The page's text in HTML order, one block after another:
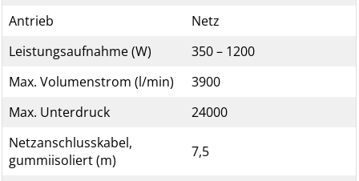
Antrieb
Netz
Leistungsaufnahme (W)
350 – 1200
Max. Volumenstrom (l/min)
3900
Max. Unterdruck
24000
Netzanschlusskabel,
gummiisoliert (m)
7,5